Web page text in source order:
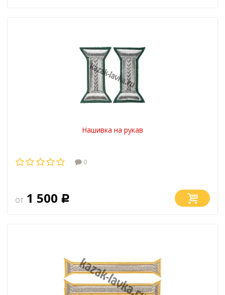
Нашивка на рукав
0
от 1 500 Р